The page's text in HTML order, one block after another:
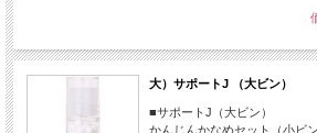
大）サポートJ （大ビン）
■サポートJ（大ビン）
かんじんかなめセット（小ビ